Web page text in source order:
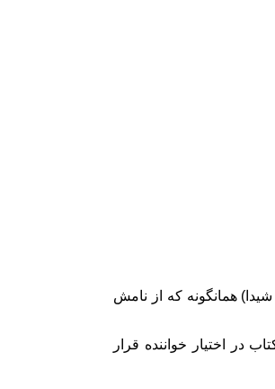
همانگونه که از نامش
در اختیار خواننده قرار